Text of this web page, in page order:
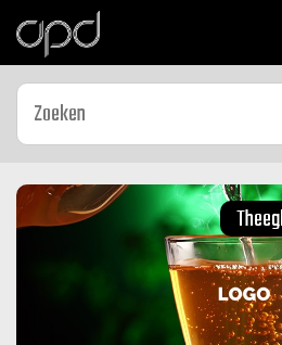
Previous
Next